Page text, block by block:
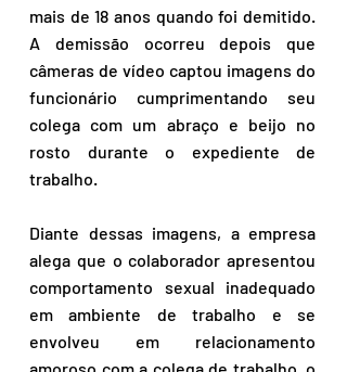
mais de 18 anos quando foi demitido.
A demissão ocorreu depois que
câmeras de vídeo captou imagens do
funcionário cumprimentando seu
colega com um abraço e beijo no
rosto durante o expediente de
trabalho.
Diante dessas imagens, a empresa
alega que o colaborador apresentou
comportamento sexual inadequado
em ambiente de trabalho e se
envolveu em relacionamento